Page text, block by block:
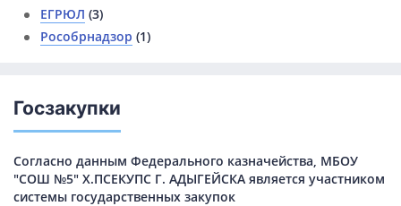
ЕГРЮЛ (3)
Рособрнадзор (1)
Госзакупки
Согласно данным Федерального казначейства, МБОУ
"СОШ №5" Х.ПСЕКУПС Г. АДЫГЕЙСКА является участником
системы государственных закупок